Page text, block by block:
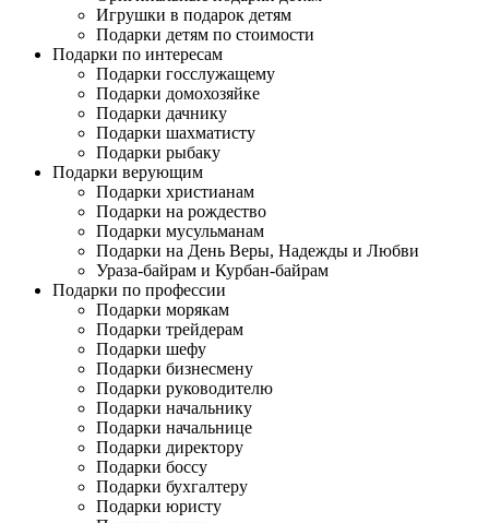
Игрушки в подарок детям
Подарки детям по стоимости
Подарки по интересам
Подарки госслужащему
Подарки домохозяйке
Подарки дачнику
Подарки шахматисту
Подарки рыбаку
Подарки верующим
Подарки христианам
Подарки на рождество
Подарки мусульманам
Подарки на День Веры, Надежды и Любви
Ураза-байрам и Курбан-байрам
Подарки по профессии
Подарки морякам
Подарки трейдерам
Подарки шефу
Подарки бизнесмену
Подарки руководителю
Подарки начальнику
Подарки начальнице
Подарки директору
Подарки боссу
Подарки бухгалтеру
Подарки юристу